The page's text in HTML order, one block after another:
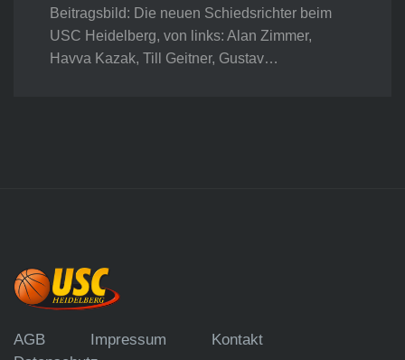
Beitragsbild: Die neuen Schiedsrichter beim
USC Heidelberg, von links: Alan Zimmer,
Havva Kazak, Till Geitner, Gustav…
AGB Impressum
Kontakt